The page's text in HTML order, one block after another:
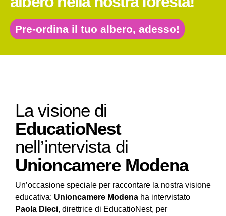
Pre-ordina il tuo albero, adesso!
La visione di
EducatioNest
nell’intervista di
Unioncamere Modena
Un’occasione speciale per raccontare la nostra visione
educativa: Unioncamere Modena ha intervistato
Paola Dieci, direttrice di EducatioNest, per